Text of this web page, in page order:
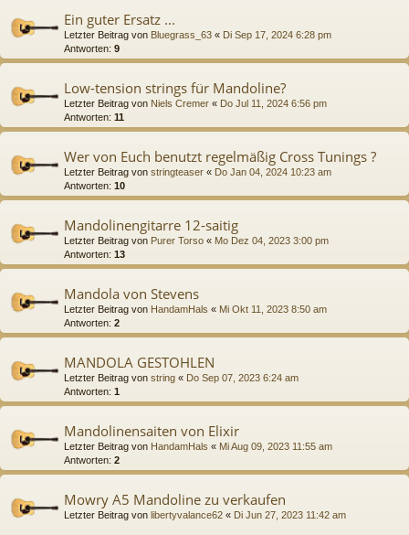
Ein guter Ersatz ...
Letzter Beitrag von Bluegrass_63 « Di Sep 17, 2024 6:28 pm
Antworten: 9
Low-tension strings für Mandoline?
Letzter Beitrag von Niels Cremer « Do Jul 11, 2024 6:56 pm
Antworten: 11
Wer von Euch benutzt regelmäßig Cross Tunings ?
Letzter Beitrag von stringteaser « Do Jan 04, 2024 10:23 am
Antworten: 10
Mandolinengitarre 12-saitig
Letzter Beitrag von Purer Torso « Mo Dez 04, 2023 3:00 pm
Antworten: 13
Mandola von Stevens
Letzter Beitrag von HandamHals « Mi Okt 11, 2023 8:50 am
Antworten: 2
MANDOLA GESTOHLEN
Letzter Beitrag von string « Do Sep 07, 2023 6:24 am
Antworten: 1
Mandolinensaiten von Elixir
Letzter Beitrag von HandamHals « Mi Aug 09, 2023 11:55 am
Antworten: 2
Mowry A5 Mandoline zu verkaufen
Letzter Beitrag von libertyvalance62 « Di Jun 27, 2023 11:42 am